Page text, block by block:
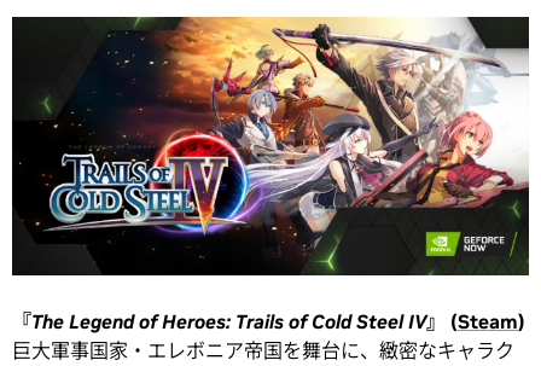
『The Legend of Heroes: Trails of Cold Steel IV』 (Steam)
巨大軍事国家・エレボニア帝国を舞台に、緻密なキャラク